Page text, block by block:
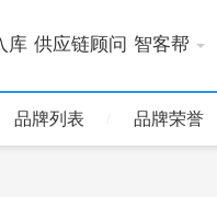
库 供应链顾问 智客帮
品牌列表 品牌荣誉